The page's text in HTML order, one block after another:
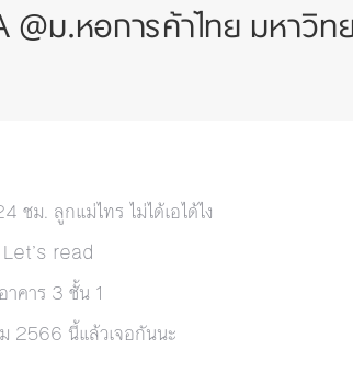
@ม.หอการค้าไทย มหาวิท
ม. ลูกแม่ไทร ไม่ได้เอได้ไง
read
คาร 3 ชั้น 1
2566 นี้แล้วเจอกันนะ